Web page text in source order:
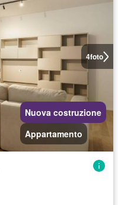
4foto
Nuova costruzione
Appartamento